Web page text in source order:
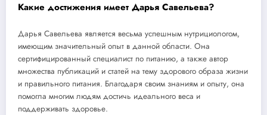
Какие достижения имеет Дарья Савельева?
Дарья Савельева является весьма успешным нутрициологом,
имеющим значительный опыт в данной области. Она
сертифицированный специалист по питанию, а также автор
множества публикаций и статей на тему здорового образа жизни
и правильного питания. Благодаря своим знаниям и опыту, она
помогла многим людям достичь идеального веса и
поддерживать здоровье.